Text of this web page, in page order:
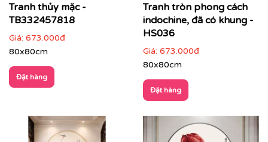
Tranh thủy mặc -
TB332457818
Giá: 673.000đ
80x80cm
Đặt hàng
Tranh tròn phong cách
indochine, đã có khung -
HS036
Giá: 673.000đ
80x80cm
Đặt hàng